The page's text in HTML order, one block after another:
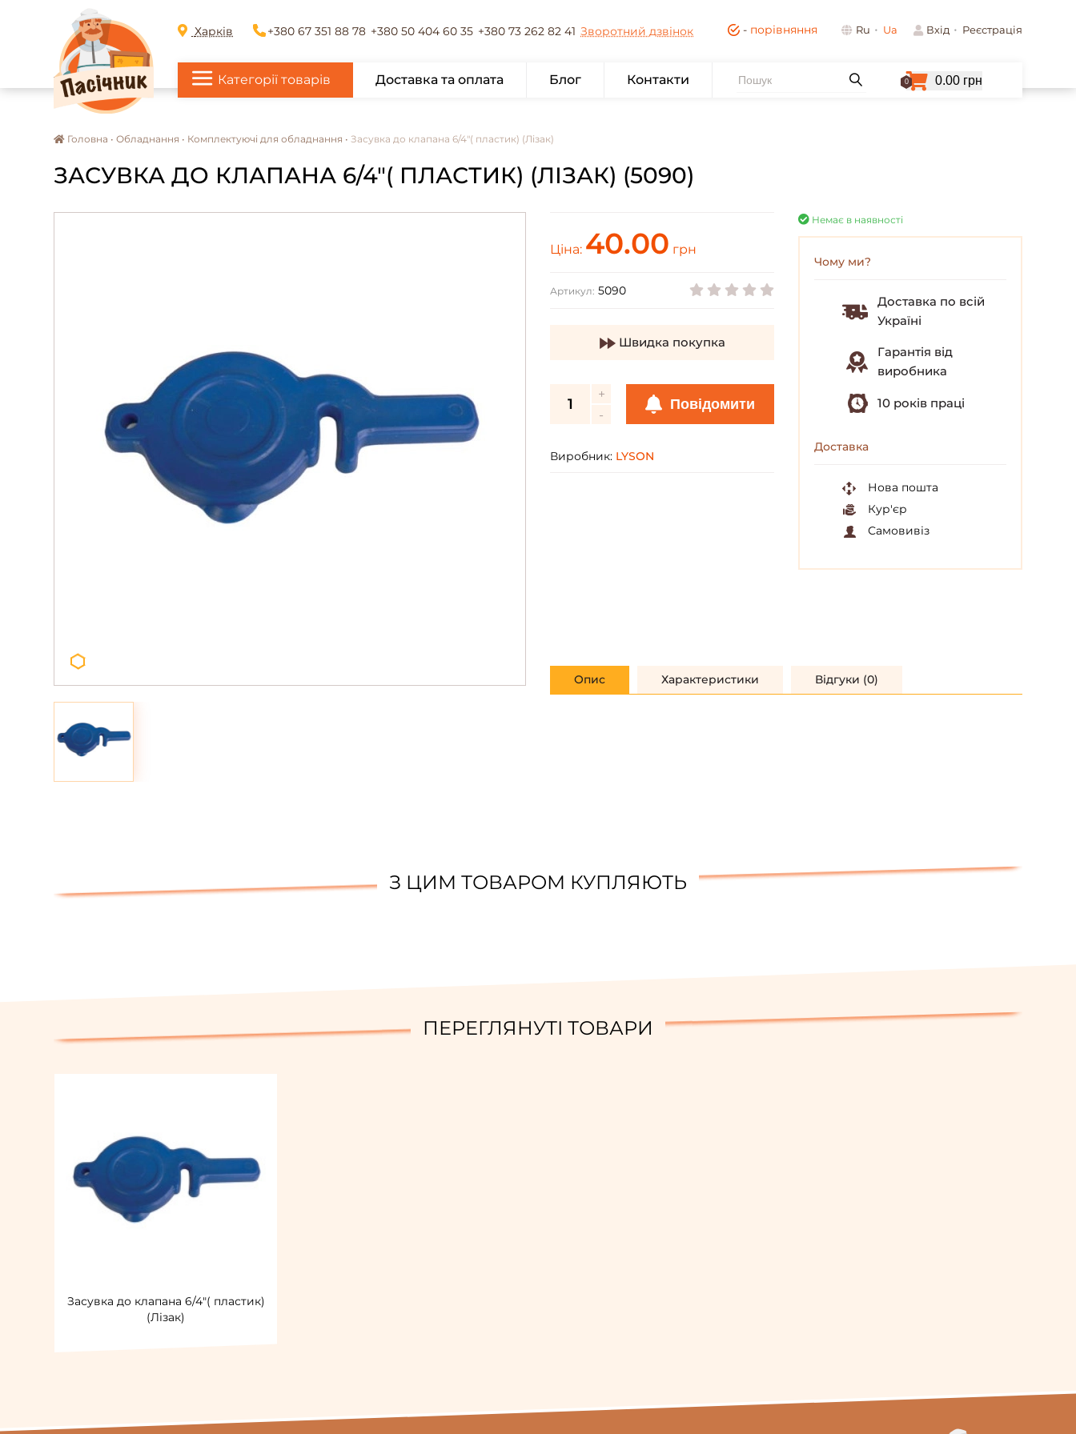
Харків +380 67 351 88 78 +380 50 404 60 35 +380 73 262 82 41 Зворотний дзвінок - порівняння Ru Ua Вхід Реєстрація
Категорії товарів Доставка та оплата Блог Контакти 0 0.00 грн
Головна • Обладнання • Комплектуючі для обладнання • Засувка до клапана 6/4"( пластик) (Лізак)
ЗАСУВКА ДО КЛАПАНА 6/4"( ПЛАСТИК) (ЛІЗАК) (5090)
Ціна: 40.00 грн
Артикул: 5090
Швидка покупка
Повідомити
Виробник: LYSON
Немає в наявності
Чому ми?
Доставка по всій
Україні
Гарантія від
виробника
10 років праці
Доставка
Нова пошта
Кур'єр
Самовивіз
Опис Характеристики Відгуки (0)
З ЦИМ ТОВАРОМ КУПЛЯЮТЬ
ПЕРЕГЛЯНУТІ ТОВАРИ
Засувка до клапана 6/4"( пластик)
(Лізак)